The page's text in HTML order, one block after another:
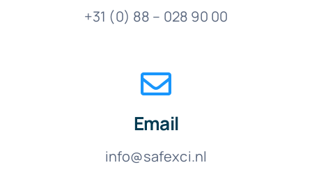
+31 (0) 88 – 028 90 00
Email
info@safexci.nl